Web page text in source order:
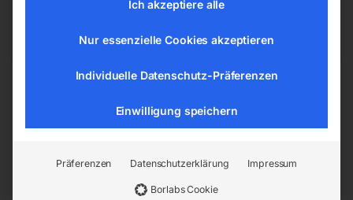
Ähnliche Produkte
Ich akzeptiere alle
Nur essenzielle Cookies akzeptieren
Individuelle Datenschutz-Präferenzen
Einwilligung speichern
Präferenzen Datenschutzerklärung Impressum
Borlabs Cookie